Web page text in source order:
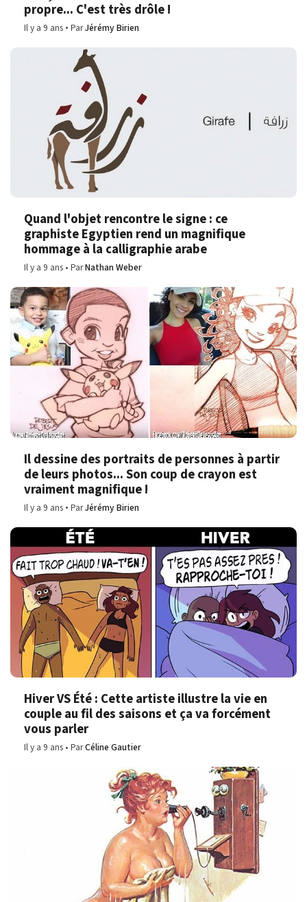
propre... C'est très drôle !
Il y a 9 ans ParJérémy Birien
Quand l'objet rencontre le signe : ce
graphiste Egyptien rend un magnifique
hommage à la calligraphie arabe
Il y a 9 ans ParNathan Weber
Il dessine des portraits de personnes à partir
de leurs photos... Son coup de crayon est
vraiment magnifique !
Il y a 9 ans ParJérémy Birien
Hiver VS Été : Cette artiste illustre la vie en
couple au fil des saisons et ça va forcément
vous parler
Il y a 9 ans ParCéline Gautier